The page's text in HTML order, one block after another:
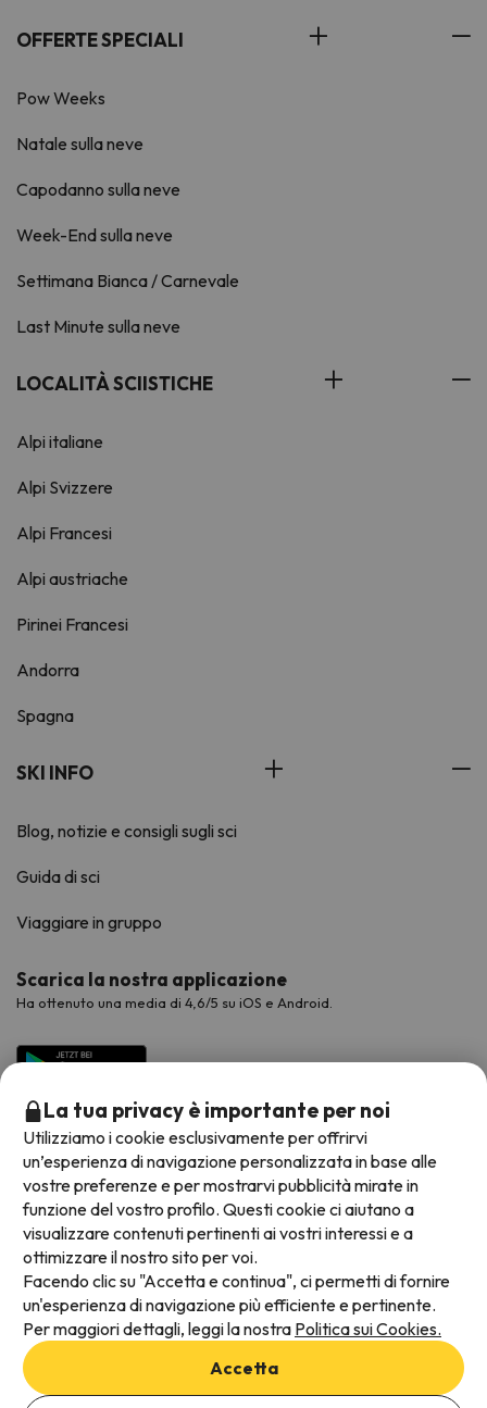
OFFERTE SPECIALI
Pow Weeks
Natale sulla neve
Capodanno sulla neve
Week-End sulla neve
Settimana Bianca / Carnevale
Last Minute sulla neve
LOCALITÀ SCIISTICHE
Alpi italiane
Alpi Svizzere
Alpi Francesi
Alpi austriache
Pirinei Francesi
Andorra
Spagna
SKI INFO
Blog, notizie e consigli sugli sci
Guida di sci
Viaggiare in gruppo
Scarica la nostra applicazione
Ha ottenuto una media di 4,6/5 su iOS e Android.
Metodi di pagamento disponibili
Termini e condizioni generali
Protezione dei dati
La tua privacy è importante per noi
Utilizziamo i cookie esclusivamente per offrirvi
un’esperienza di navigazione personalizzata in base alle
vostre preferenze e per mostrarvi pubblicità mirate in
funzione del vostro profilo. Questi cookie ci aiutano a
visualizzare contenuti pertinenti ai vostri interessi e a
ottimizzare il nostro sito per voi.
Facendo clic su "Accetta e continua", ci permetti di fornire
un'esperienza di navigazione più efficiente e pertinente.
Per maggiori dettagli, leggi la nostra Politica sui Cookies.
Accetta